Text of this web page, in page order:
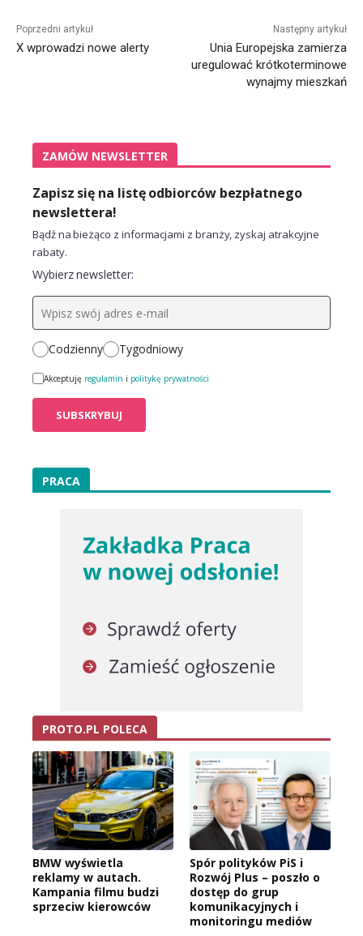
Poprzedni artykuł
X wprowadzi nowe alerty
Następny artykuł
Unia Europejska zamierza
uregulować krótkoterminowe
wynajmy mieszkań
ZAMÓW NEWSLETTER
Zapisz się na listę odbiorców bezpłatnego
newslettera!
Bądź na bieżąco z informacjami z branży, zyskaj atrakcyjne
rabaty.
Wybierz newsletter:
Codzienny Tygodniowy
Akceptuję regulamin i politykę prywatności
PRACA
PROTO.PL POLECA
BMW wyświetla
reklamy w autach.
Kampania filmu budzi
sprzeciw kierowców
Spór polityków PiS i
Rozwój Plus – poszło o
dostęp do grup
komunikacyjnych i
monitoringu mediów